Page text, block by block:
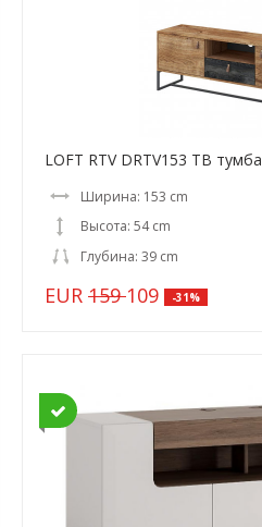
LOFT RTV DRTV153 ТВ тумба
Ширина: 153 cm
Высота: 54 cm
Глубина: 39 cm
EUR 159109 -31%